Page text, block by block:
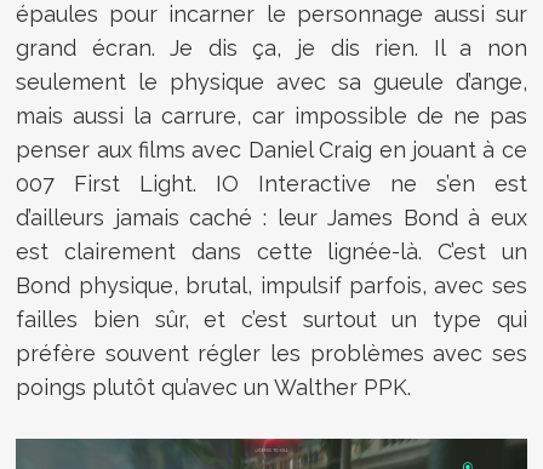
épaules pour incarner le personnage aussi sur
grand écran. Je dis ça, je dis rien. Il a non
seulement le physique avec sa gueule d’ange,
mais aussi la carrure, car impossible de ne pas
penser aux films avec Daniel Craig en jouant à ce
007 First Light. IO Interactive ne s’en est
d’ailleurs jamais caché : leur James Bond à eux
est clairement dans cette lignée-là. C’est un
Bond physique, brutal, impulsif parfois, avec ses
failles bien sûr, et c’est surtout un type qui
préfère souvent régler les problèmes avec ses
poings plutôt qu’avec un Walther PPK.